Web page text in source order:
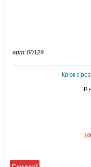
арт: 00129
Крюк с
В